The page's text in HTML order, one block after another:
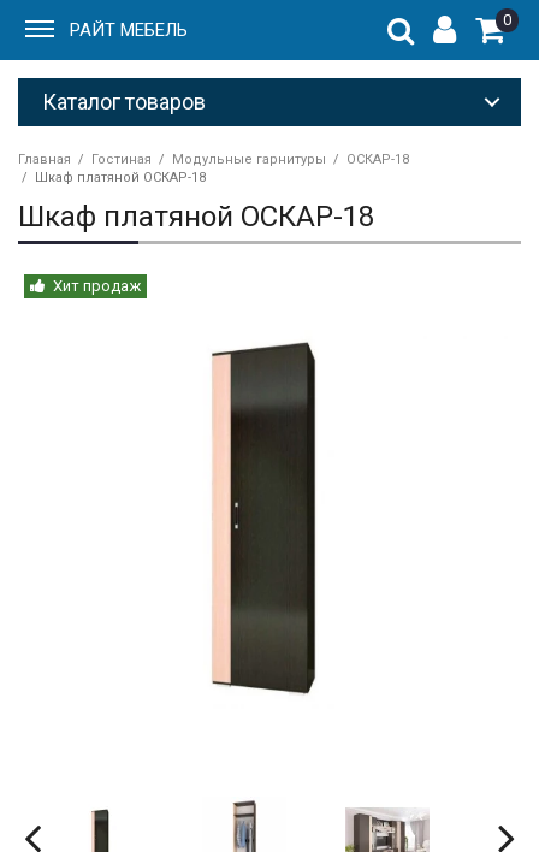
РАЙТ МЕБЕЛЬ 0
Каталог товаров
Главная Гостиная Модульные гарнитуры
ОСКАР-18
Шкаф платяной ОСКАР-18
Шкаф платяной ОСКАР-18
Хит продаж